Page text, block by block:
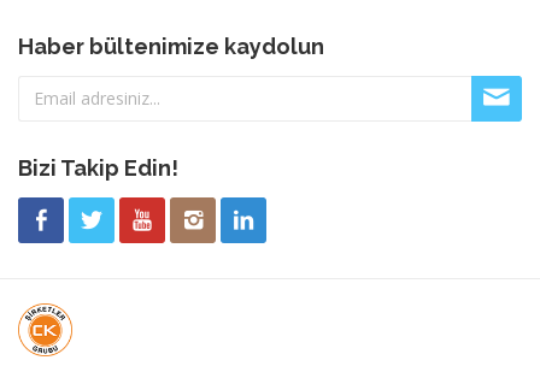
Haber bültenimize kaydolun
Bizi Takip Edin!